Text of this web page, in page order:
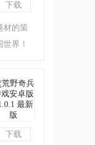
下载
材的策
界！
对抗
下载